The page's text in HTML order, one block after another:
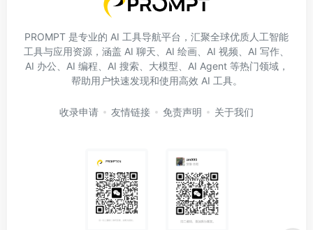
PROMPT 是专业的 AI 工具导航平台，汇聚全球优质人工智能
工具与应用资源，涵盖 AI 聊天、AI 绘画、AI 视频、AI 写作、
AI 办公、AI 编程、AI 搜索、大模型、AI Agent 等热门领域，
帮助用户快速发现和使用高效 AI 工具。
收录申请 友情链接 免责声明 关于我们